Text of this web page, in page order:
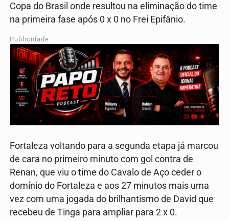
Copa do Brasil onde resultou na eliminação do time
na primeira fase após 0 x 0 no Frei Epifânio.
Publicidade
Fortaleza voltando para a segunda etapa já marcou
de cara no primeiro minuto com gol contra de
Renan, que viu o time do Cavalo de Aço ceder o
domínio do Fortaleza e aos 27 minutos mais uma
vez com uma jogada do brilhantismo de David que
recebeu de Tinga para ampliar para 2 x 0.